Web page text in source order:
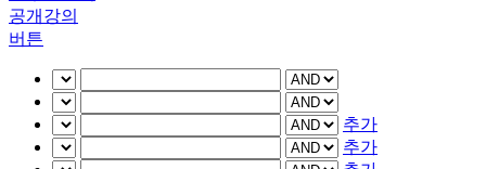
공개강의
버튼
추가
추가